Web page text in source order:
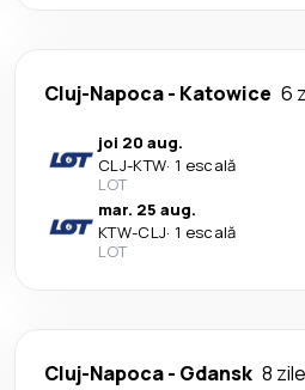
Cluj-Napoca- Katowice 6
joi 20 aug.
CLJ-KTW· 1 escală
LOT
mar. 25 aug.
KTW-CLJ· 1 escală
LOT
Cluj-Napoca- Gdansk 8 zile